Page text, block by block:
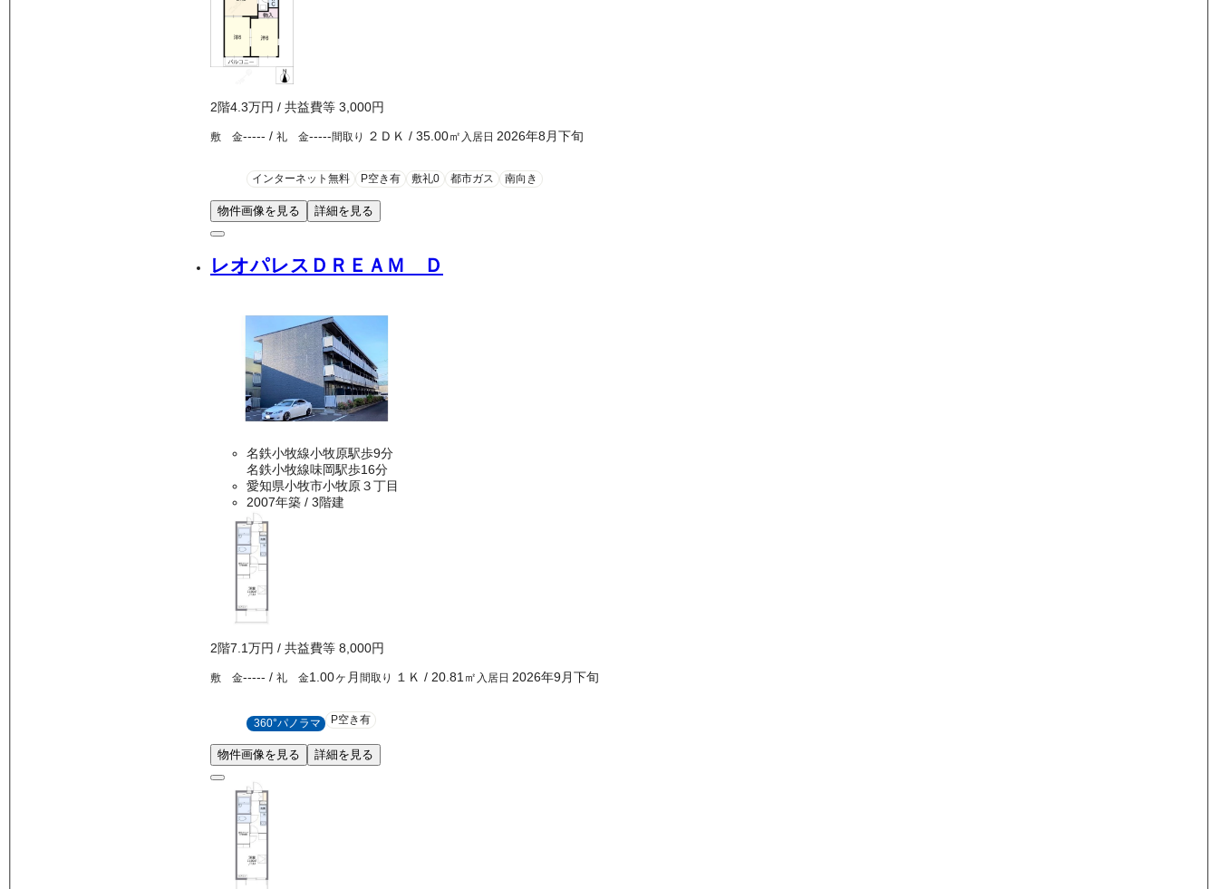
2階4.3万円 / 共益費等 3,000円
敷 金----- / 礼 金-----間取り ２ＤＫ / 35.00㎡ 入居日 2026年8月下旬
インターネット無料 P空き有 敷礼0 都市ガス 南向き
物件画像を見る 詳細を見る
レオパレスＤＲＥＡＭ Ｄ
名鉄小牧線小牧原駅歩9分
名鉄小牧線味岡駅歩16分
愛知県小牧市小牧原３丁目
2007年築 / 3階建
2階7.1万円 / 共益費等 8,000円
敷 金----- / 礼 金1.00ヶ月 間取り １Ｋ / 20.81㎡ 入居日 2026年9月下旬
360°パノラマ P空き有
物件画像を見る 詳細を見る